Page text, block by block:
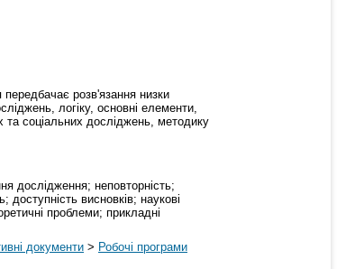
розв'язання низки
логіку, основні елементи,
та соціальних досліджень, методику
дослідження; неповторність;
доступність висновків; наукові
проблеми; прикладні
документи > Робочі програми